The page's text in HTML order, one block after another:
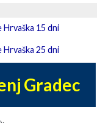
Hrvaška 15 dni
Hrvaška 25 dni
Gradec